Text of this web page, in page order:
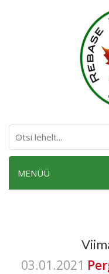
MENÜÜ
03.01.2021